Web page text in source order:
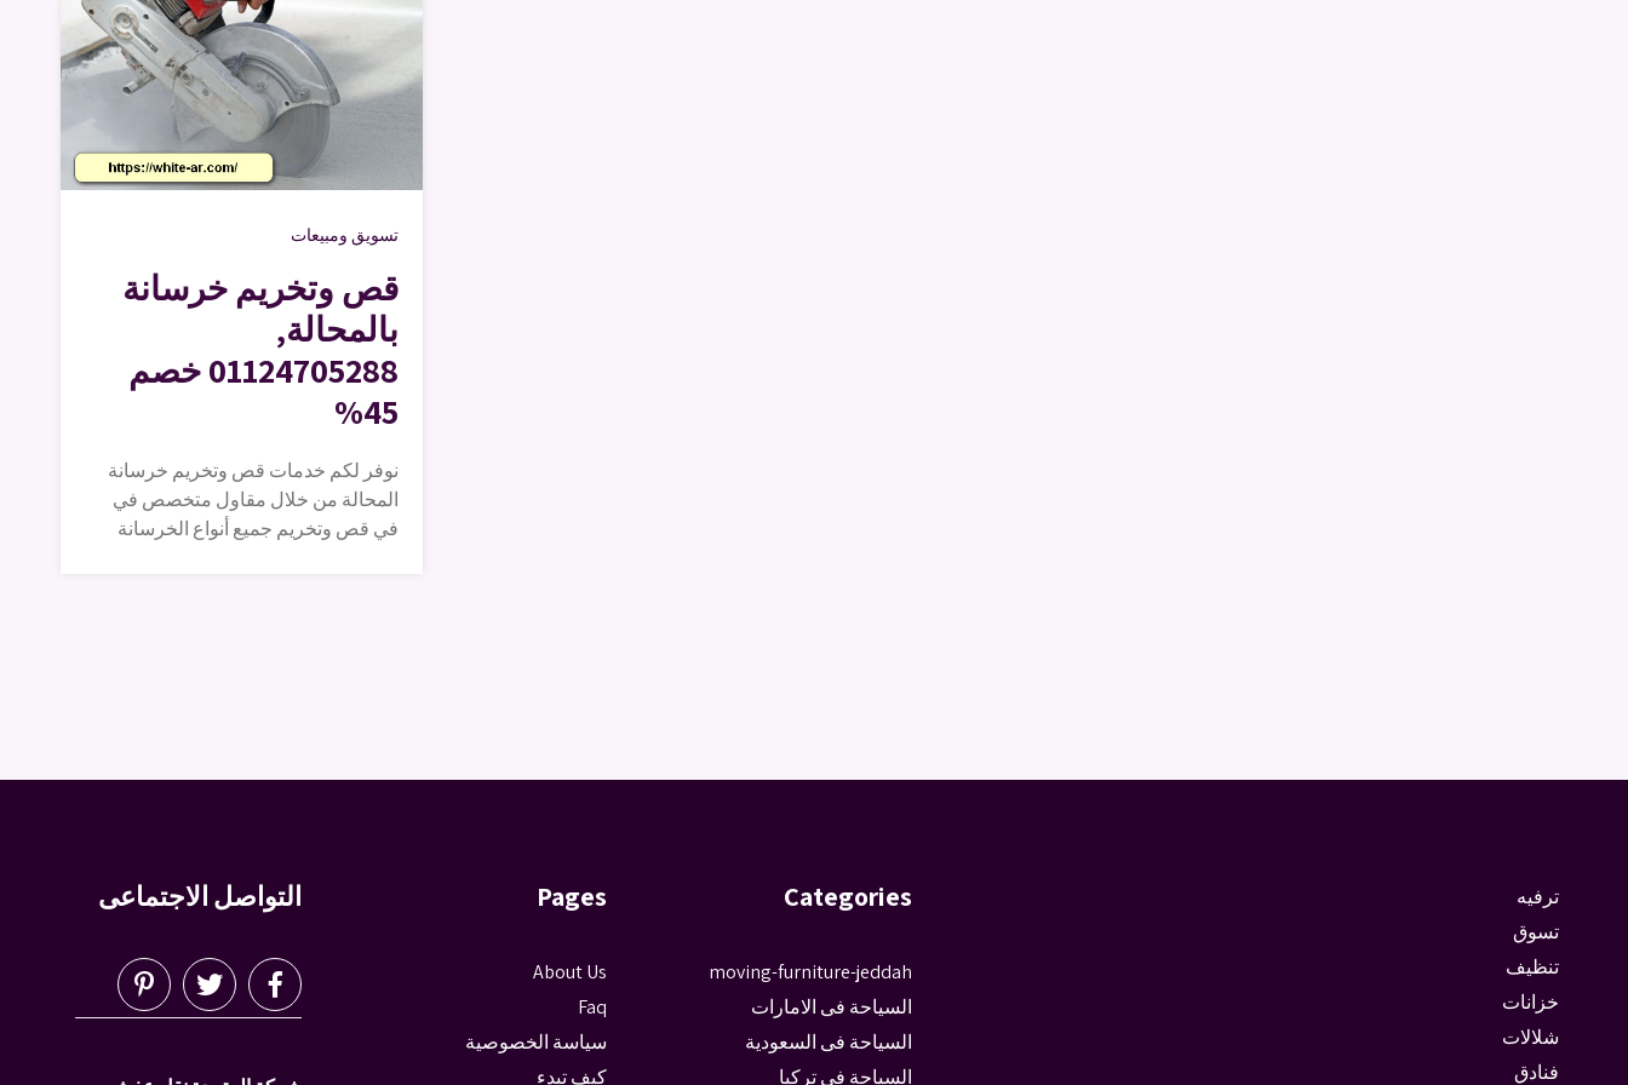
تسويق ومبيعات
قص وتخريم خرسانة
بالمحالة,
01124705288 خصم
45%
نوفر لكم خدمات قص وتخريم خرسانة
المحالة من خلال مقاول متخصص في
في قص وتخريم جميع أنواع الخرسانة
ترفيه
تسوق
تنظيف
خزانات
شلالات
فنادق
Categories
moving-furniture-jeddah
السياحة فى الامارات
السياحة فى السعودية
السياحة فى تركيا
Pages
About Us
Faq
سياسة الخصوصية
كيف تبدء
التواصل الاجتماعى